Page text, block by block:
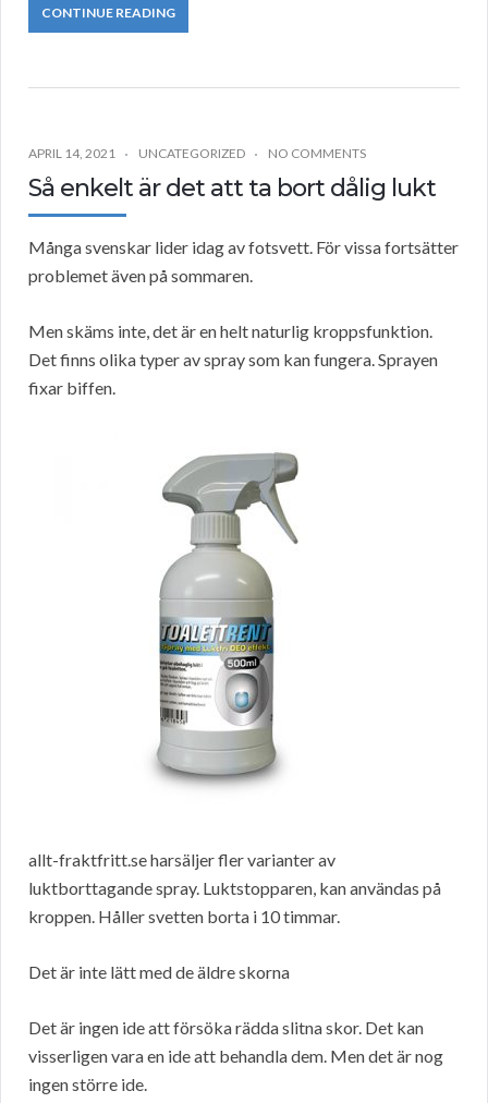
CONTINUE READING
APRIL 14, 2021 UNCATEGORIZED NO COMMENTS
Så enkelt är det att ta bort dålig lukt
Många svenskar lider idag av fotsvett. För vissa fortsätter
problemet även på sommaren.
Men skäms inte, det är en helt naturlig kroppsfunktion.
Det finns olika typer av spray som kan fungera. Sprayen
fixar biffen.
allt-fraktfritt.se harsäljer fler varianter av
luktborttagande spray. Luktstopparen, kan användas på
kroppen. Håller svetten borta i 10 timmar.
Det är inte lätt med de äldre skorna
Det är ingen ide att försöka rädda slitna skor. Det kan
visserligen vara en ide att behandla dem. Men det är nog
ingen större ide.